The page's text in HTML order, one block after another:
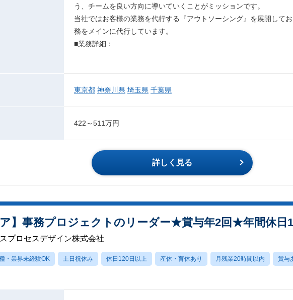
う、チームを良い方向に導いていくことがミッションです。
当社ではお客様の業務を代行する『アウトソーシング』を展開して
務をメインに代行しています。
■業務詳細：
東京都 神奈川県 埼玉県 千葉県
422～511万円
詳しく見る
ア】事務プロジェクトのリーダー★賞与年2回★年間休
プロセスデザイン株式会社
・業界未経験OK 土日祝休み 休日120日以上 産休・育休あり 月残業20時間以内 賞与